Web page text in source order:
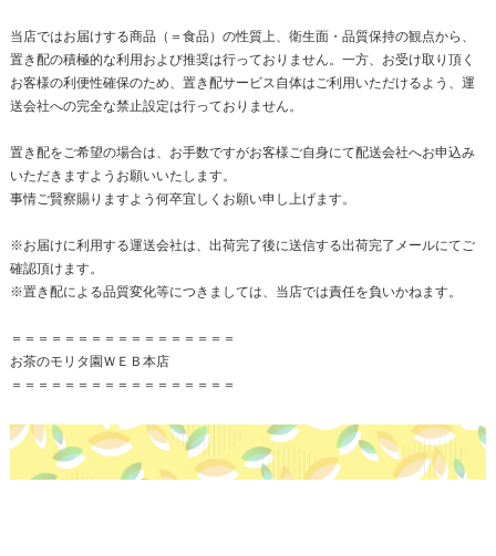
当店ではお届けする商品（＝食品）の性質上、衛生面・品質保持の観点から、
置き配の積極的な利用および推奨は行っておりません。一方、お受け取り頂く
お客様の利便性確保のため、置き配サービス自体はご利用いただけるよう、運
送会社への完全な禁止設定は行っておりません。
置き配をご希望の場合は、お手数ですがお客様ご自身にて配送会社へお申込み
いただきますようお願いいたします。
事情ご賢察賜りますよう何卒宜しくお願い申し上げます。
※お届けに利用する運送会社は、出荷完了後に送信する出荷完了メールにてご
確認頂けます。
※置き配による品質変化等につきましては、当店では責任を負いかねます。
＝＝＝＝＝＝＝＝＝＝＝＝＝＝＝＝＝
お茶のモリタ園ＷＥＢ本店
＝＝＝＝＝＝＝＝＝＝＝＝＝＝＝＝＝